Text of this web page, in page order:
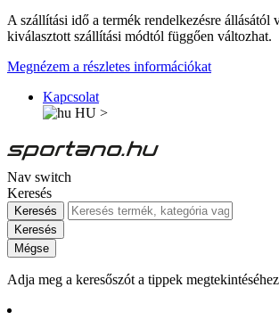
A szállítási idő a termék rendelkezésre állásától
kiválasztott szállítási módtól függően változhat.
Megnézem a részletes információkat
Kapcsolat
HU >
Nav switch
Keresés
Keresés
Keresés
Mégse
Adja meg a keresőszót a tippek